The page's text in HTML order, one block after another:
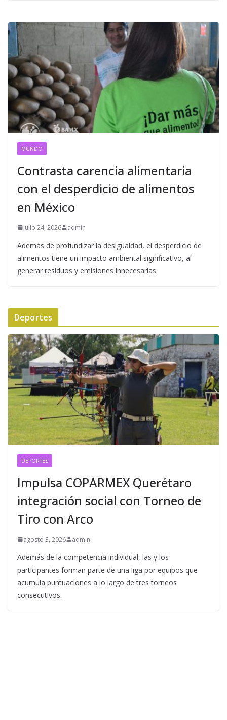
MUNDO
Contrasta carencia alimentaria
con el desperdicio de alimentos
en México
julio 24, 2026 admin
Además de profundizar la desigualdad, el desperdicio de
alimentos tiene un impacto ambiental significativo, al
generar residuos y emisiones innecesarias.
Deportes
DEPORTES
Impulsa COPARMEX Querétaro
integración social con Torneo de
Tiro con Arco
agosto 3, 2026 admin
Además de la competencia individual, las y los
participantes forman parte de una liga por equipos que
acumula puntuaciones a lo largo de tres torneos
consecutivos.